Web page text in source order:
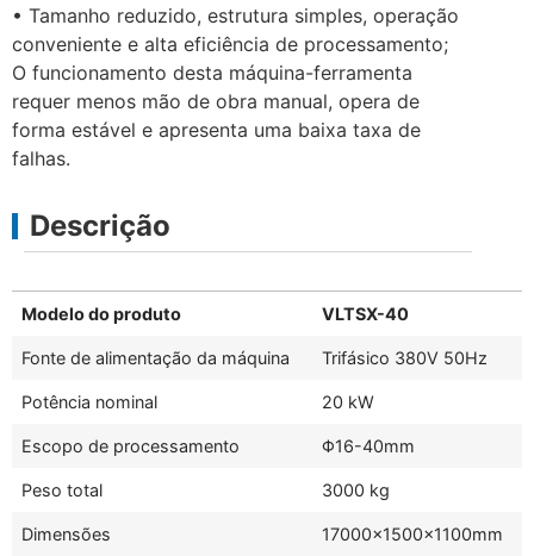
• Tamanho reduzido, estrutura simples, operação
conveniente e alta eficiência de processamento;
O funcionamento desta máquina-ferramenta
requer menos mão de obra manual, opera de
forma estável e apresenta uma baixa taxa de
falhas.
Descrição
Modelo do produto VLTSX-40
Fonte de alimentação da máquina Trifásico 380V 50Hz
Potência nominal 20 kW
Escopo de processamento Φ16-40mm
Peso total 3000 kg
Dimensões 17000×1500×1100mm